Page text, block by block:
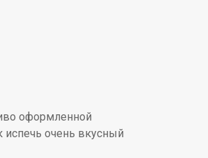
оформленной
испечь очень вкусный